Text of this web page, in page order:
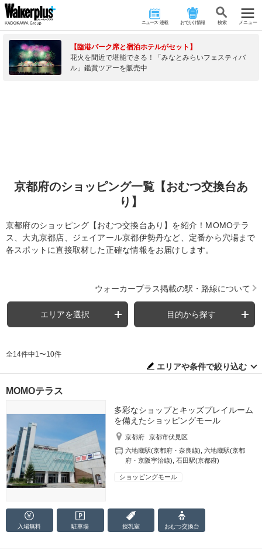
ニュース･連載 おでかけ情報 検 索 メニュー
【臨港パーク席と宿泊ホテルがセット】
花火を間近で堪能できる！「みなとみらいフェスティバ
ル」鑑賞ツアーを販売中
京都府のショッピング一覧【おむつ交換台あ
り】
京都府のショッピング【おむつ交換台あり】を紹介！MOMOテラ
ス、大丸京都店、ジェイアール京都伊勢丹など、定番から穴場まで
各スポットに直接取材した正確な情報をお届けします。
ウォーカープラス掲載の駅・路線について
エリアを選択 目的から探す
全14件中1〜10件
エリアや条件で絞り込む
MOMOテラス
多彩なショップとキッズプレイルーム
を備えたショッピングモール
京都府
京都市伏見区
六地蔵駅(京都府・奈良線) ,六地蔵駅(京都
府・京阪宇治線) ,石田駅(京都府)
ショッピングモール
入場無料 駐車場 授乳室 おむつ交換台